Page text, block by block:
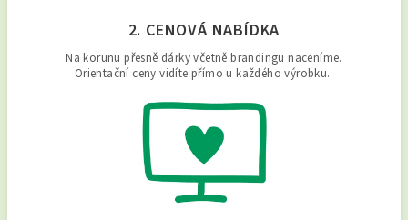
2. CENOVÁ NABÍDKA
Na korunu přesně dárky včetně brandingu naceníme.
Orientační ceny vidíte přímo u každého výrobku.